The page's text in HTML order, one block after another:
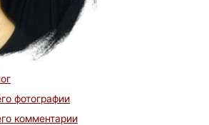
фотографии
комментарии